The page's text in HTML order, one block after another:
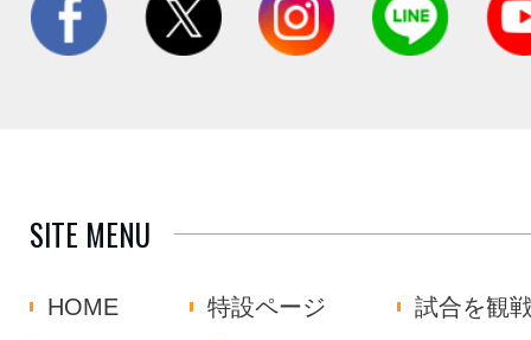
SITE MENU
HOME 特設ページ
試合を観